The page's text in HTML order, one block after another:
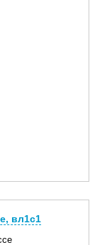
вл1с1